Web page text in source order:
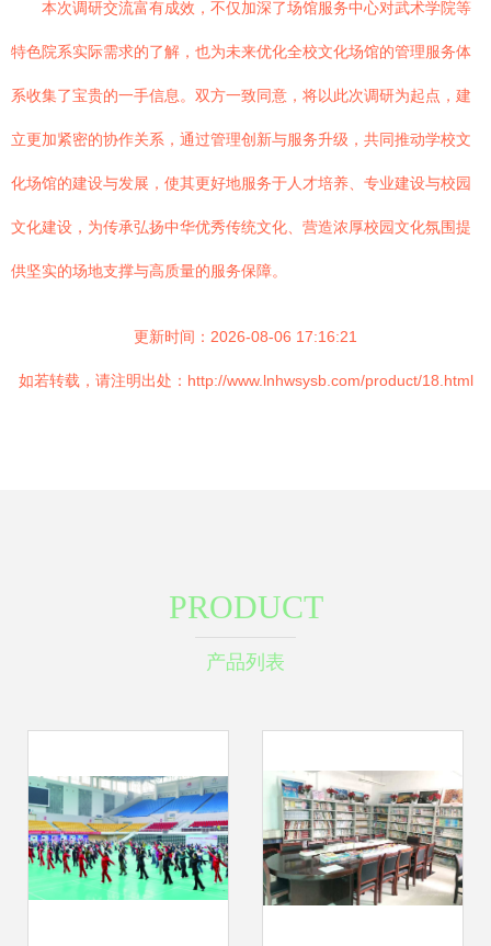
本次调研交流富有成效，不仅加深了场馆服务中心对武术学院等
特色院系实际需求的了解，也为未来优化全校文化场馆的管理服务体
系收集了宝贵的一手信息。双方一致同意，将以此次调研为起点，建
立更加紧密的协作关系，通过管理创新与服务升级，共同推动学校文
化场馆的建设与发展，使其更好地服务于人才培养、专业建设与校园
文化建设，为传承弘扬中华优秀传统文化、营造浓厚校园文化氛围提
供坚实的场地支撑与高质量的服务保障。
更新时间：2026-08-06 17:16:21
如若转载，请注明出处：http://www.lnhwsysb.com/product/18.html
PRODUCT
产品列表